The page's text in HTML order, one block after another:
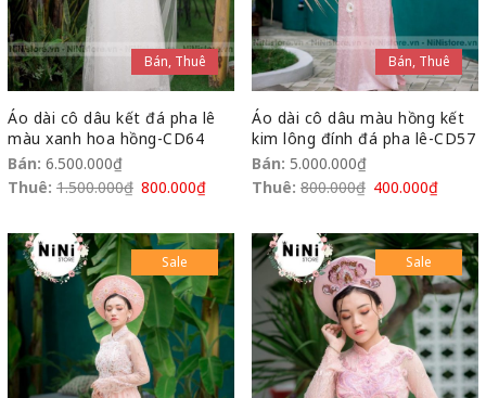
Bán, Thuê
Áo dài cô dâu kết đá pha lê
màu xanh hoa hồng-CD64
Bán: 6.500.000₫
Thuê: 1.500.000₫ 800.000₫
Bán, Thuê
Áo dài cô dâu màu hồng kết
kim lông đính đá pha lê-CD57
Bán: 5.000.000₫
Thuê: 800.000₫ 400.000₫
Sale Sale